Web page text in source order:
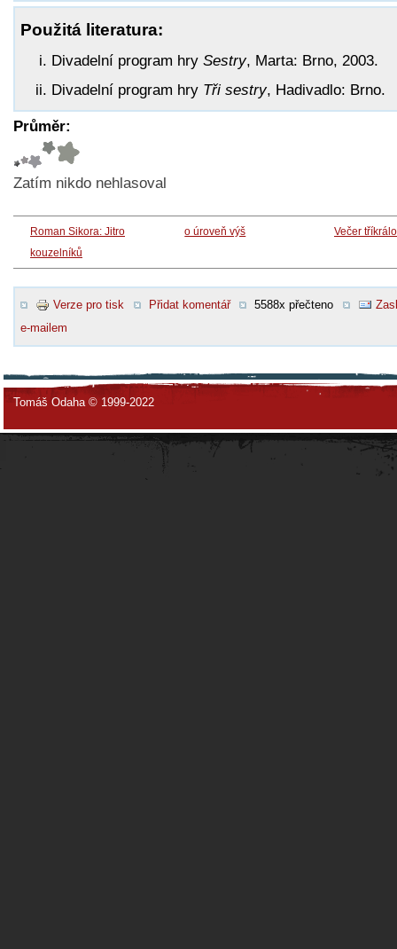
Použitá literatura:
Divadelní program hry Sestry, Marta: Brno, 2003.
Divadelní program hry Tři sestry, Hadivadlo: Brno.
Průměr:
Zatím nikdo nehlasoval
Roman Sikora: Jitro
kouzelníků
o úroveň výš Večer
Verze pro tisk Přidat komentář 5588x přečteno
e-mailem
Tomáš Odaha © 1999-2022